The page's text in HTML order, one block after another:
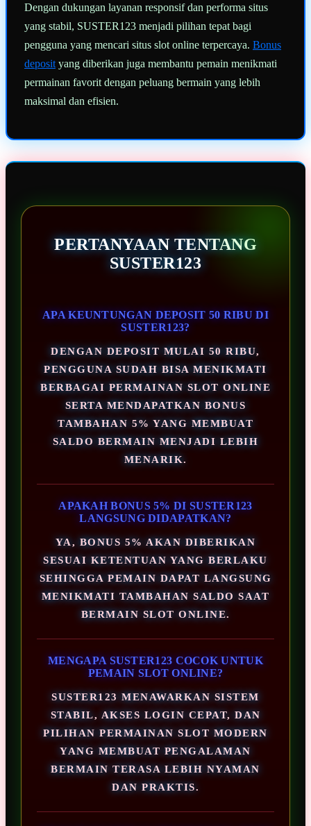
Dengan dukungan layanan responsif dan performa situs
yang stabil, SUSTER123 menjadi pilihan tepat bagi
pengguna yang mencari situs slot online terpercaya. Bonus
deposit yang diberikan juga membantu pemain menikmati
permainan favorit dengan peluang bermain yang lebih
maksimal dan efisien.
PERTANYAAN TENTANG
SUSTER123
APA KEUNTUNGAN DEPOSIT 50 RIBU DI
SUSTER123?
DENGAN DEPOSIT MULAI 50 RIBU,
PENGGUNA SUDAH BISA MENIKMATI
BERBAGAI PERMAINAN SLOT ONLINE
SERTA MENDAPATKAN BONUS
TAMBAHAN 5% YANG MEMBUAT
SALDO BERMAIN MENJADI LEBIH
MENARIK.
APAKAH BONUS 5% DI SUSTER123
LANGSUNG DIDAPATKAN?
YA, BONUS 5% AKAN DIBERIKAN
SESUAI KETENTUAN YANG BERLAKU
SEHINGGA PEMAIN DAPAT LANGSUNG
MENIKMATI TAMBAHAN SALDO SAAT
BERMAIN SLOT ONLINE.
MENGAPA SUSTER123 COCOK UNTUK
PEMAIN SLOT ONLINE?
SUSTER123 MENAWARKAN SISTEM
STABIL, AKSES LOGIN CEPAT, DAN
PILIHAN PERMAINAN SLOT MODERN
YANG MEMBUAT PENGALAMAN
BERMAIN TERASA LEBIH NYAMAN
DAN PRAKTIS.